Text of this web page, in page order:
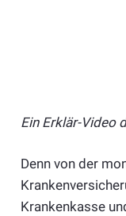
Ein Erklär-Video
Denn von der
Krankenkasse